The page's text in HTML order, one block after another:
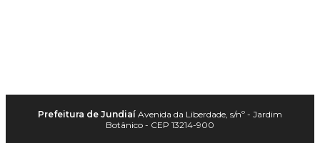
Prefeitura de Jundiaí Avenida da Liberdade, s/nº - Jardim
Botânico - CEP 13214-900